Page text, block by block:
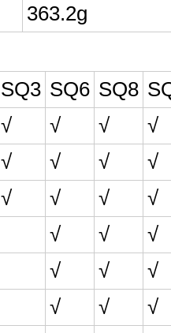
363.2g
SQ3 SQ6 SQ8
√ √ √
√
√ √ √
√
√ √ √
√
√ √
√
√ √
√
√ √
√